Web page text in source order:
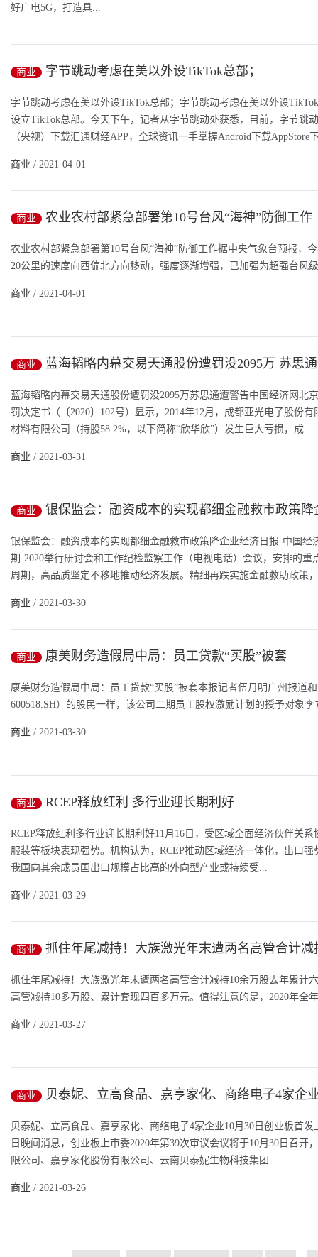
好广电5G，打造具...
商业 字节跳动考虑在美以外设TikTok总部；
字节跳动考虑在美以外设TikTok总部；字节跳动考虑在美以外设
设立TikTok总部。今天下午，记者从字节跳动处获悉，目前，字节跳
（央视）下载汇通财经APP，全球资讯一手掌握Android下载AppStore
商业 / 2021-04-01
商业 农业农村部紧急部署第10号台风“海神”防御工作
农业农村部紧急部署第10号台风“海神”防御工作据中央气象台预报，
20公里的速度向西偏北方向移动，强度逐渐增强，已加强为超强台风
商业 / 2021-04-01
商业 蓝海韬略内幕交易天通股份遭罚没2095万 苏思
蓝海韬略内幕交易天通股份遭罚没2095万苏思通遭警告中国经济网北
罚决定书（〔2020〕102号）显示，2014年12月，成都亚光电子股份
材料有限公司（持股58.2%，以下简称“欣华欣”）发生巨大亏损，成...
商业 / 2021-03-31
商业 银保监会：融资成本的实现都细金融救市政策降
银保监会：融资成本的实现都细金融救市政策降企业经济日报-中国
期-2020举行研讨会和工作纪检监察工作（电视电话）会议，安排的
周期，高品质坚定不移地推动经济发展。精细再跌实施金融救助政策
商业 / 2021-03-30
商业 康美财务造假局中局：员工贷款“买股”被套
康美财务造假局中局：员工贷款“买股”被套本报记者伍月明广州报道
600518.SH）的股民一样，该公司二期员工股权激励计划的授予对象
商业 / 2021-03-30
商业 RCEP释放红利 多行业迎长期利好
RCEP释放红利多行业迎长期利好11月16日，受区域全面经济伙伴关
服装等板块表现强势。机构认为，RCEP推动区域经济一体化，出口
我国向其余成员国出口规模占比高的外向型产业或持续受...
商业 / 2021-03-29
商业
抓住年尾减持！大族激光年末遭两名高管合计减
股 去年累计六名高监发布减持计划
抓住年尾减持！大族激光年末遭两名高管合计减持10余万股去年累计
高管减持10多万股、累计套现四百多万元。值得注意的是，2020年全
商业 / 2021-03-27
商业
贝泰妮、立高食品、嘉亨家化、商络电子4家企
创业板首发上会
贝泰妮、立高食品、嘉亨家化、商络电子4家企业10月30日创业板首
日晚间消息，创业板上市委2020年第39次审议会议将于10月30日召
限公司、嘉亨家化股份有限公司、云南贝泰妮生物科技集团...
商业 / 2021-03-26